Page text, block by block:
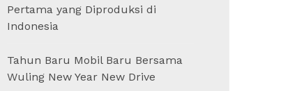
Pertama yang Diproduksi di
Indonesia
Tahun Baru Mobil Baru Bersama
Wuling New Year New Drive